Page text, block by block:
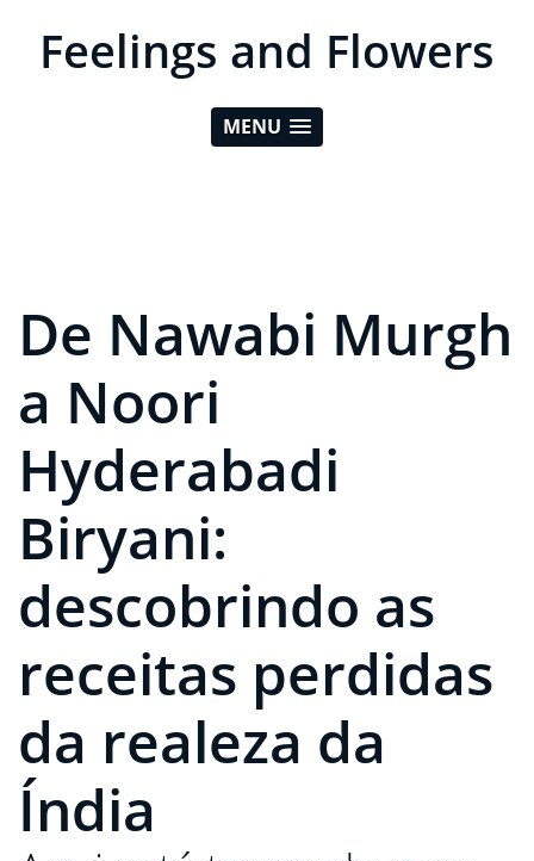
Feelings and Flowers
MENU
De Nawabi Murgh
a Noori
Hyderabadi
Biryani:
descobrindo as
receitas perdidas
da realeza da
Índia